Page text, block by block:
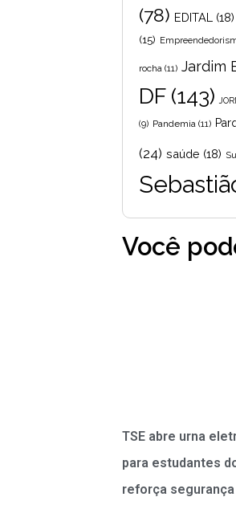
(78) EDITAL (18)
(15)
rocha (11) Jardim
DF(143)
(9) Pandemia (11)
(24) saúde (18)
Você
TSE abre urna
para estudantes
reforça segurança